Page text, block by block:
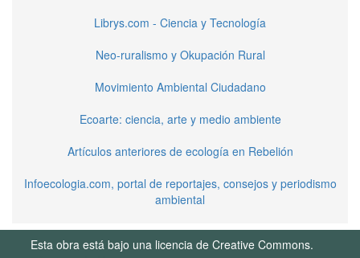
Librys.com - Ciencia y Tecnología
Neo-ruralismo y Okupación Rural
Movimiento Ambiental Ciudadano
Ecoarte: ciencia, arte y medio ambiente
Artículos anteriores de ecología en Rebelión
Infoecologia.com, portal de reportajes, consejos y periodismo
ambiental
Esta obra está bajo una licencia de Creative Commons.